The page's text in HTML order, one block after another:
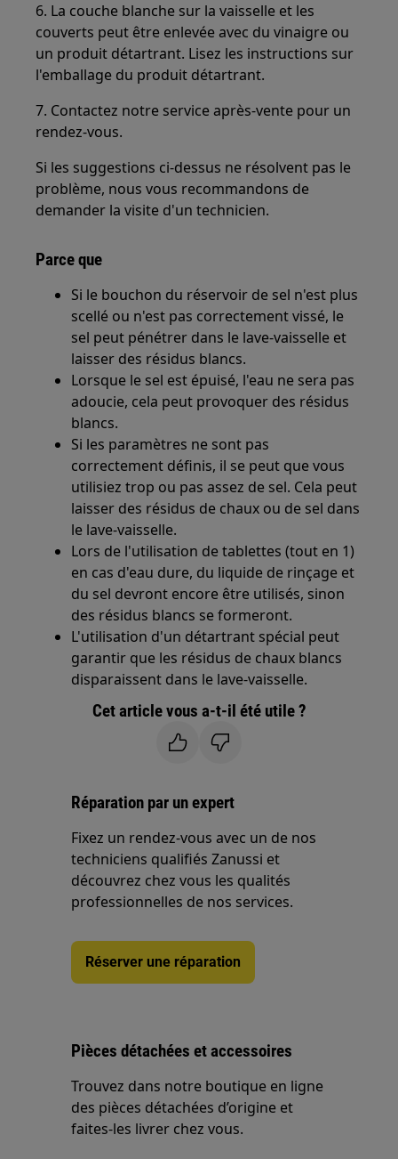
6. La couche blanche sur la vaisselle et les
couverts peut être enlevée avec du vinaigre ou
un produit détartrant. Lisez les instructions sur
l'emballage du produit détartrant.
7. Contactez notre service après-vente pour un
rendez-vous.
Si les suggestions ci-dessus ne résolvent pas le
problème, nous vous recommandons de
demander la visite d'un technicien.
Parce que
Si le bouchon du réservoir de sel n'est plus
scellé ou n'est pas correctement vissé, le
sel peut pénétrer dans le lave-vaisselle et
laisser des résidus blancs.
Lorsque le sel est épuisé, l'eau ne sera pas
adoucie, cela peut provoquer des résidus
blancs.
Si les paramètres ne sont pas
correctement définis, il se peut que vous
utilisiez trop ou pas assez de sel. Cela peut
laisser des résidus de chaux ou de sel dans
le lave-vaisselle.
Lors de l'utilisation de tablettes (tout en 1)
en cas d'eau dure, du liquide de rinçage et
du sel devront encore être utilisés, sinon
des résidus blancs se formeront.
L'utilisation d'un détartrant spécial peut
garantir que les résidus de chaux blancs
disparaissent dans le lave-vaisselle.
Cet article vous a-t-il été utile ?
Réparation par un expert
Fixez un rendez-vous avec un de nos
techniciens qualifiés Zanussi et
découvrez chez vous les qualités
professionnelles de nos services.
Réserver une réparation
Pièces détachées et accessoires
Trouvez dans notre boutique en ligne
des pièces détachées d’origine et
faites-les livrer chez vous.